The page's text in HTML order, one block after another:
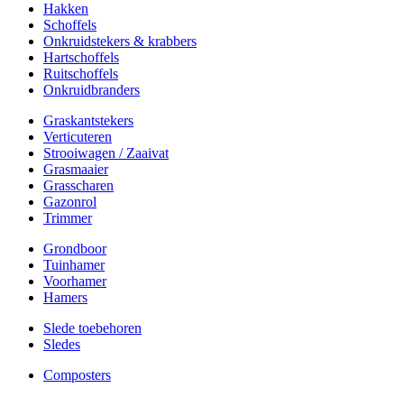
Hakken
Schoffels
Onkruidstekers & krabbers
Hartschoffels
Ruitschoffels
Onkruidbranders
Graskantstekers
Verticuteren
Strooiwagen / Zaaivat
Grasmaaier
Grasscharen
Gazonrol
Trimmer
Grondboor
Tuinhamer
Voorhamer
Hamers
Slede toebehoren
Sledes
Composters